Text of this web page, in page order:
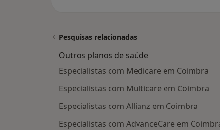
Pesquisas relacionadas
Outros planos de saúde
Especialistas com Medicare em Coimbra
Especialistas com Multicare em Coimbra
Especialistas com Allianz em Coimbra
Especialistas com AdvanceCare em